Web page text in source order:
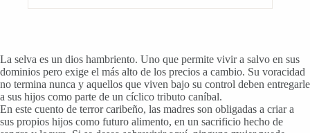
La selva es un dios hambriento. Uno que permite vivir a salvo en sus
dominios pero exige el más alto de los precios a cambio. Su voracidad
no termina nunca y aquellos que viven bajo su control deben entregarle
a sus hijos como parte de un cíclico tributo caníbal.
En este cuento de terror caribeño, las madres son obligadas a criar a
sus propios hijos como futuro alimento, en un sacrificio hecho de